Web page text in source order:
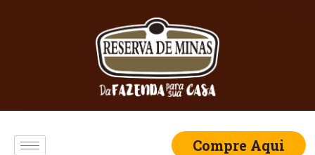
Compre Aqui